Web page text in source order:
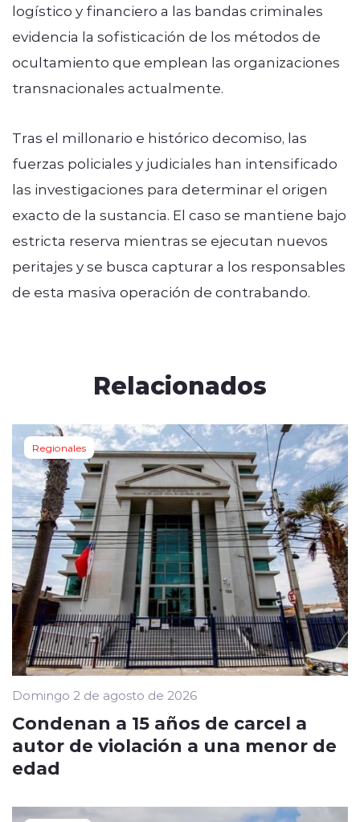
logístico y financiero a las bandas criminales
evidencia la sofisticación de los métodos de
ocultamiento que emplean las organizaciones
transnacionales actualmente.
Tras el millonario e histórico decomiso, las
fuerzas policiales y judiciales han intensificado
las investigaciones para determinar el origen
exacto de la sustancia. El caso se mantiene bajo
estricta reserva mientras se ejecutan nuevos
peritajes y se busca capturar a los responsables
de esta masiva operación de contrabando.
Relacionados
Regionales
Domingo 2 de agosto de 2026
Condenan a 15 años de carcel a
autor de violación a una menor de
edad